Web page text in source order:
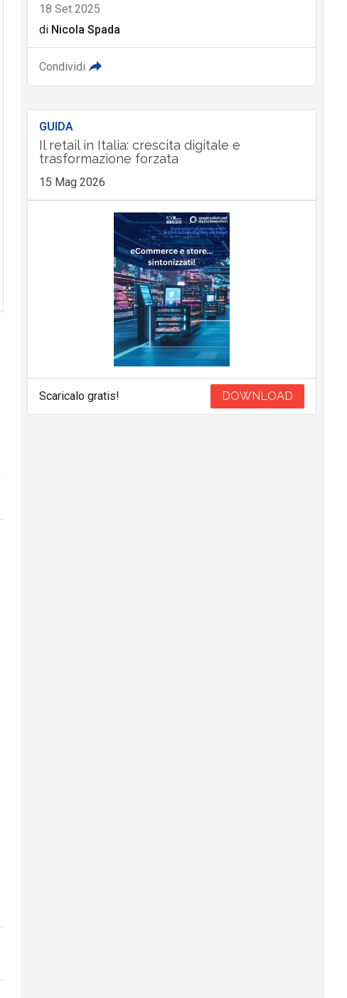
18 Set 2025
di Nicola Spada
Condividi
GUIDA
Il retail in Italia: crescita digitale e
trasformazione forzata
15 Mag 2026
Scaricalo gratis! DOWNLOAD